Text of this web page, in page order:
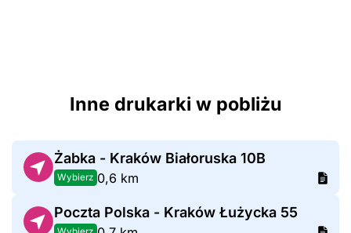
Inne drukarki w pobliżu
Żabka - Kraków Białoruska 10B
Wybierz 0,6 km
Poczta Polska - Kraków Łużycka 55